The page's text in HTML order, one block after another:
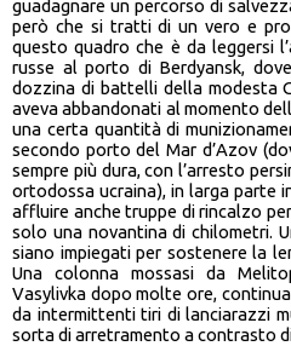
guadagnare un percorso di
però che si tratti di un vero e
questo quadro che è da leggersi
russe al porto di Berdyansk,
dozzina di battelli della modesta
aveva abbandonati al momento
una certa quantità di
secondo porto del Mar d’Azov
sempre più dura, con l’arresto
ortodossa ucraina), in larga parte
affluire anche truppe di rincalzo
solo una novantina di chilometri.
siano impiegati per sostenere la
Una colonna mossasi da
Vasylivka dopo molte ore,
da intermittenti tiri di lanciarazzi
sorta di arretramento a contrasto